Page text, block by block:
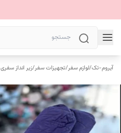
آیروم-تک/لوازم سفر/تجهیزات سفر/زیر انداز سفری